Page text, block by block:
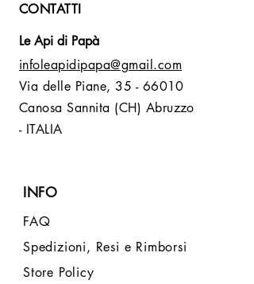
CONTATTI
Le Api di Papà
infoleapidipapa@gmail.com
Via delle Piane, 35 - 66010
Canosa Sannita (CH) Abruzzo
- ITALIA
INFO
FAQ
Spedizioni, Resi e Rimborsi
Store Policy